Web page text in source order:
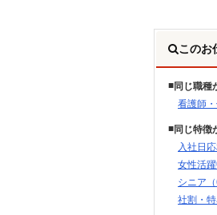
このお
同じ職種
看護師
同じ特徴
入社日
女性活
シニア
社割・特